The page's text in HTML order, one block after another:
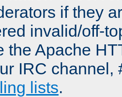
if they
invalid/off-
the Apache
IRC channel,
lists.